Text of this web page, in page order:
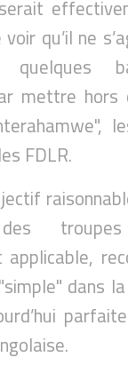
qu’il ne
quelques
mettre hors
FDLR.
troupes
dans